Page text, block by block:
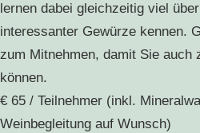
lernen dabei gleichzeitig viel
interessanter Gewürze kennen.
zum Mitnehmen, damit Sie auch
können.
€ 65 / Teilnehmer (inkl.
Weinbegleitung auf Wunsch)